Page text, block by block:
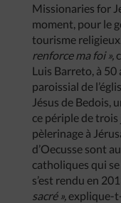
Missionaries for
moment, pour le
tourisme
renforce ma foi »,
Luis Barreto, à
paroissial de
Jésus de Bedois,
ce périple de trois
pèlerinage à
d’Oecusse sont
catholiques qui
s’est rendu en
sacré », explique-